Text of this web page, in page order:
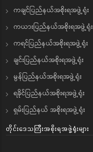
ကချင်ပြည်နယ်အစိုးရအဖွဲ့ရုံး
ကယားပြည်နယ်အစိုးရအဖွဲ့ရုံး
ကရင်ပြည်နယ်အစိုးရအဖွဲ့ရုံး
ချင်းပြည်နယ်အစိုးရအဖွဲ့ရုံး
မွန်ပြည်နယ်အစိုးရအဖွဲ့ရုံး
ရခိုင်ပြည်နယ်အစိုးရအဖွဲ့ရုံး
ရှမ်းပြည်နယ် အစိုးရအဖွဲ့ရုံး
တိုင်းဒေသကြီးအစိုးရအဖွဲ့ရုံးများ